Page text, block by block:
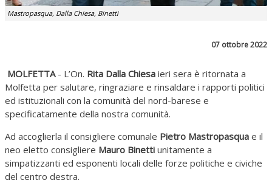
Mastropasqua, Dalla Chiesa, Binetti
07 ottobre 2022
MOLFETTA- L’On. Rita Dalla Chiesa ieri sera è ritornata a
Molfetta per salutare, ringraziare e rinsaldare i rapporti politici
ed istituzionali con la comunità del nord-barese e
specificatamente della nostra comunità.
Ad accoglierla il consigliere comunale Pietro Mastropasqua e il
neo eletto consigliere Mauro Binetti unitamente a
simpatizzanti ed esponenti locali delle forze politiche e civiche
del centro destra.